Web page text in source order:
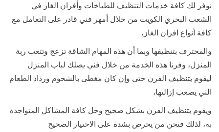
نوفر لك كافة خدمات التنظيف للطباخات وأفران الغاز في
الشعب البحري الكويت من خلال أمهر فني قادر على التعامل مع
كافة أنواع افران الغاز،
والمحترف بتنظيفها وبما أن هذه المهام الشاقة تزعج وتتعب ربة
المنزل، وفرنا هذه الخدمة من خلال فني يصلك لباب المنزل
ليقوم بتنظيف الفرن حتى وإن كان مغطى بالشحوم ورذاذ الطعام
التي يصعب إزالتها،
ويقوم بتنظيف الفرن بشكل صحيح وحل كافة المشاكل المتواجدة
به، لذلك فنحن من يحرص بشدة على الاختيار الصحيح